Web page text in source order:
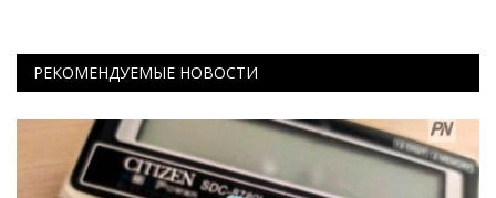
РЕКОМЕНДУЕМЫЕ НОВОСТИ